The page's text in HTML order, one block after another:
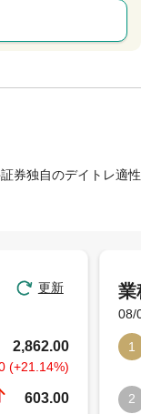
券独自のデイトレ適性